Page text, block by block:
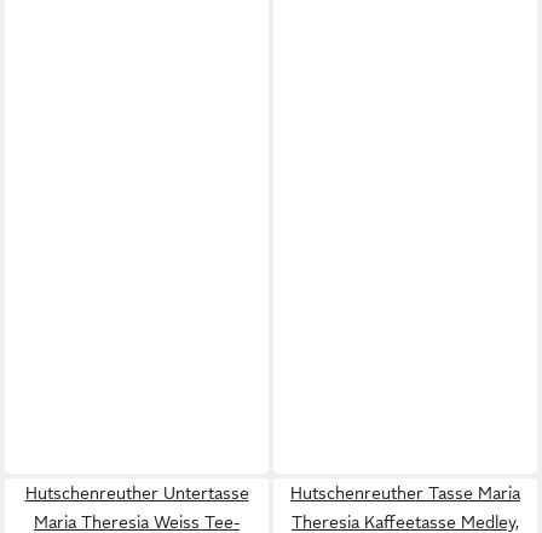
Hutschenreuther Untertasse
Maria Theresia Weiss Tee-
Hutschenreuther Tasse Maria
Theresia Kaffeetasse Medley,